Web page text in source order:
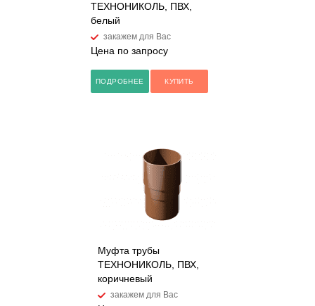
ТЕХНОНИКОЛЬ, ПВХ,
белый
закажем для Вас
Цена по запросу
ПОДРОБНЕЕ КУПИТЬ
Муфта трубы
ТЕХНОНИКОЛЬ, ПВХ,
коричневый
закажем для Вас